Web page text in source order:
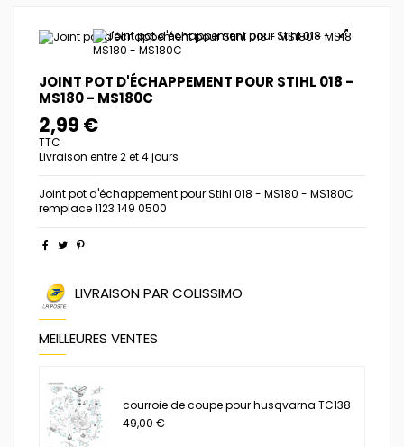
JOINT POT D'ÉCHAPPEMENT POUR STIHL 018 -
MS180 - MS180C
2,99 €
TTC
Livraison entre 2 et 4 jours
Joint pot d'échappement pour Stihl 018 - MS180 - MS180C
remplace 1123 149 0500
LIVRAISON PAR COLISSIMO
MEILLEURES VENTES
courroie de coupe pour husqvarna TC138
49,00 €